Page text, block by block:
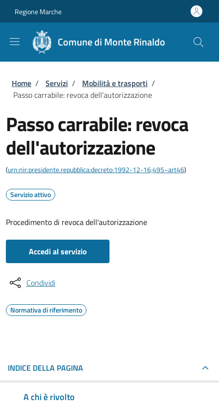
Regione Marche
Comune di Monte Rinaldo
Briciole di pane
Home / Servizi / Mobilità e trasporti /
Passo carrabile: revoca dell'autorizzazione
Passo carrabile: revoca
dell'autorizzazione
(urn:nir:presidente.repubblica:decreto:1992-12-16;495~art46)
Servizio attivo
Procedimento di revoca dell'autorizzazione
Accedi al servizio
Condividi
Normativa di riferimento
INDICE DELLA PAGINA
A chi è rivolto